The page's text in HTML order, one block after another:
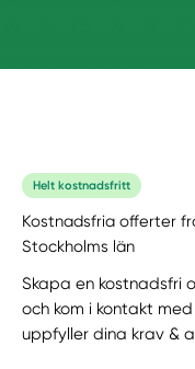
Helt kostnadsfritt
Kostnadsfria offerter
Stockholms län
Skapa en kostnadsfri
och kom i kontakt
uppfyller dina krav &